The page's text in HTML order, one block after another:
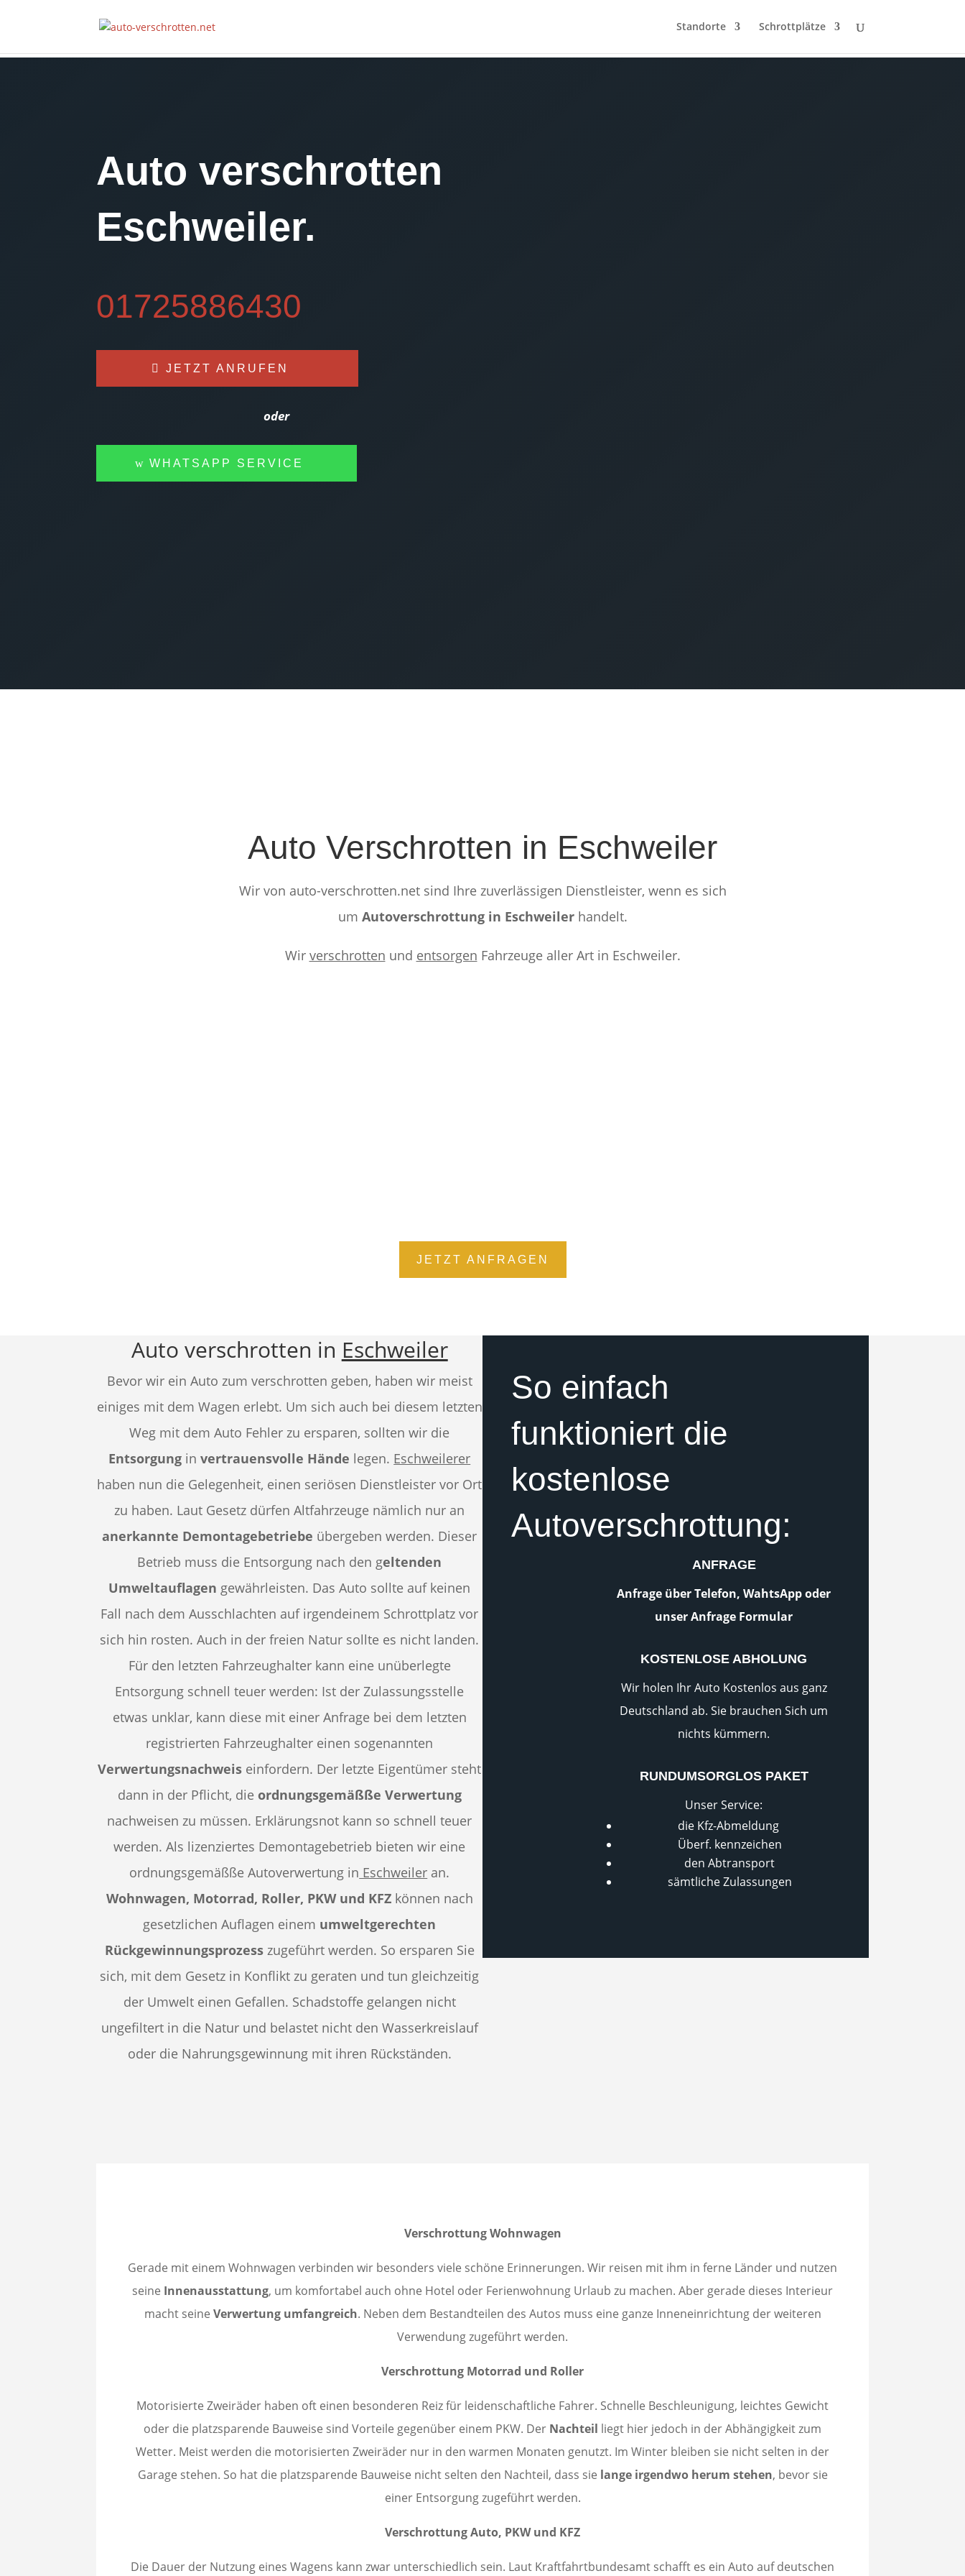
Standorte Schrottplätze
Auto verschrotten
Eschweiler.
01725886430
JETZT ANRUFEN
oder
WHATSAPP SERVICE
Auto Verschrotten in Eschweiler
Wir von auto-verschrotten.net sind Ihre zuverlässigen Dienstleister, wenn es sich
um Autoverschrottung in Eschweilerhandelt.
Wir verschrotten und entsorgen Fahrzeuge aller Art in Eschweiler.
JETZT ANFRAGEN
Auto verschrotten in Eschweiler
Bevor wir ein Auto zum verschrotten geben, haben wir meist
einiges mit dem Wagen erlebt. Um sich auch bei diesem letzten
Weg mit dem Auto Fehler zu ersparen, sollten wir die
Entsorgung invertrauensvolle Hände legen. Eschweilerer
haben nun die Gelegenheit, einen seriösen Dienstleister vor Ort
zu haben. Laut Gesetz dürfen Altfahrzeuge nämlich nur an
anerkannte Demontagebetriebe übergeben werden. Dieser
Betrieb muss die Entsorgung nach den geltenden
Umweltauflagen gewährleisten. Das Auto sollte auf keinen
Fall nach dem Ausschlachten auf irgendeinem Schrottplatz vor
sich hin rosten. Auch in der freien Natur sollte es nicht landen.
Für den letzten Fahrzeughalter kann eine unüberlegte
Entsorgung schnell teuer werden: Ist der Zulassungsstelle
etwas unklar, kann diese mit einer Anfrage bei dem letzten
registrierten Fahrzeughalter einen sogenannten
Verwertungsnachweis einfordern. Der letzte Eigentümer steht
dann in der Pflicht, die ordnungsgemäßße Verwertung
nachweisen zu müssen. Erklärungsnot kann so schnell teuer
werden. Als lizenziertes Demontagebetrieb bieten wir eine
ordnungsgemäßße Autoverwertung in Eschweiler an.
Wohnwagen, Motorrad, Roller, PKW und KFZ können nach
gesetzlichen Auflagen einem umweltgerechten
Rückgewinnungsprozesszugeführt werden. So ersparen Sie
sich, mit dem Gesetz in Konflikt zu geraten und tun gleichzeitig
der Umwelt einen Gefallen. Schadstoffe gelangen nicht
ungefiltert in die Natur und belastet nicht den Wasserkreislauf
oder die Nahrungsgewinnung mit ihren Rückständen.
So einfach
funktioniert die
kostenlose
Autoverschrottung:
ANFRAGE
Anfrage über Telefon, WahtsApp oder
unser Anfrage Formular
KOSTENLOSE ABHOLUNG
Wir holen Ihr Auto Kostenlos aus ganz
Deutschland ab. Sie brauchen Sich um
nichts kümmern.
RUNDUMSORGLOS PAKET
Unser Service:
die Kfz-Abmeldung
Überf. kennzeichen
den Abtransport
sämtliche Zulassungen
Verschrottung Wohnwagen
Gerade mit einem Wohnwagen verbinden wir besonders viele schöne Erinnerungen. Wir reisen mit ihm in ferne Länder und nutzen
seine Innenausstattung, um komfortabel auch ohne Hotel oder Ferienwohnung Urlaub zu machen. Aber gerade dieses Interieur
macht seine Verwertung umfangreich. Neben dem Bestandteilen des Autos muss eine ganze Inneneinrichtung der weiteren
Verwendung zugeführt werden.
Verschrottung Motorrad und Roller
Motorisierte Zweiräder haben oft einen besonderen Reiz für leidenschaftliche Fahrer. Schnelle Beschleunigung, leichtes Gewicht
oder die platzsparende Bauweise sind Vorteile gegenüber einem PKW. Der Nachteil liegt hier jedoch in der Abhängigkeit zum
Wetter. Meist werden die motorisierten Zweiräder nur in den warmen Monaten genutzt. Im Winter bleiben sie nicht selten in der
Garage stehen. So hat die platzsparende Bauweise nicht selten den Nachteil, dass sie lange irgendwo herum stehen, bevor sie
einer Entsorgung zugeführt werden.
Verschrottung Auto, PKW und KFZ
Die Dauer der Nutzung eines Wagens kann zwar unterschiedlich sein. Laut Kraftfahrtbundesamt schafft es ein Auto auf deutschen